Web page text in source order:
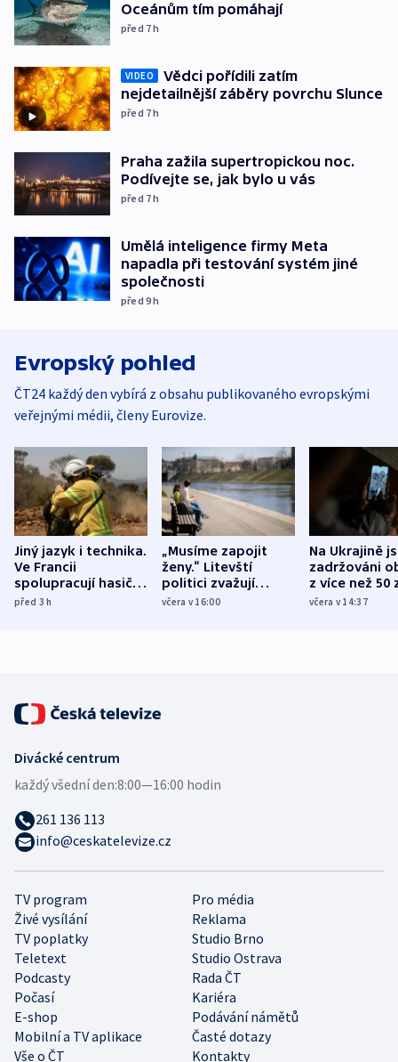
Oceánům tím pomáhají
před 7h
VIDEO
Vědci pořídili zatím
nejdetailnější záběry povrchu Slunce
před 7h
Praha zažila supertropickou noc.
Podívejte se, jak bylo u vás
před 7h
Umělá inteligence firmy Meta
napadla při testování systém jiné
společnosti
před 9h
Evropský pohled
ČT24 každý den vybírá z obsahu publikovaného evropskými
veřejnými médii, členy Eurovize.
Jiný jazyk i technika.
Ve Francii
spolupracují hasiči z
různých zemí
před 3h
„Musíme zapojit
ženy.“ Litevští
politici zvažují
dohodu o
včera v 16:00
Na Ukrajině
zadržováni
z více než 50
Bojovali na
včera v 14:37
TV program
Pro média
Živé vysílání
Reklama
TV poplatky
Studio Brno
Teletext
Studio Ostrava
Podcasty
Rada ČT
Počasí
Kariéra
E-shop
Podávání námětů
Mobilní a TV aplikace
Časté dotazy
Vše o ČT
Kontakty
Divácké centrum
každý všední den:8:00—16:00 hodin
261 136 113
info@ceskatelevize.cz